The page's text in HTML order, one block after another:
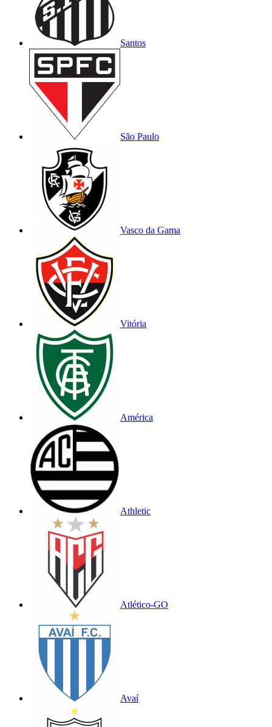
Santos
São Paulo
Vasco da Gama
Vitória
América
Athletic
Atlético-GO
Avaí